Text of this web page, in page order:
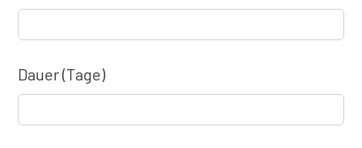
Dauer (Tage)